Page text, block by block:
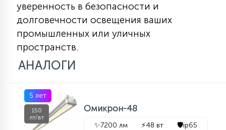
уверенность в безопасности и
долговечности освещения ваших
промышленных или уличных
пространств.
АНАЛОГИ
5 лет
150
лт/вт
Омикрон-48
✨7200 лм ⚡48 вт 🛡️ip65